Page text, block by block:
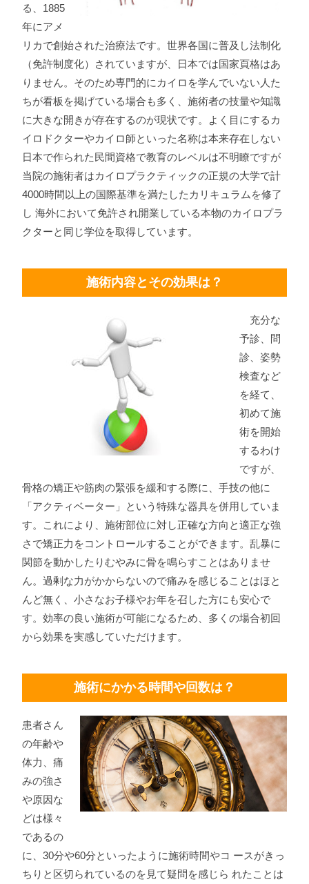
る、1885
年にアメ
リカで創始された治療法です。世界各国に普及し法制化
（免許制度化）されていますが、日本では国家頁格はあ
りません。そのため専門的にカイロを学んでいない人た
ちが看板を掲げている場合も多く、施術者の技量や知識
に大きな開きが存在するのが現状です。よく目にするカ
イロドクターやカイロ師といった名称は本来存在しない
日本で作られた民間資格で教育のレベルは不明瞭ですが
当院の施術者はカイロプラクティックの正規の大学で計
4000時間以上の国際基準を満たしたカリキュラムを修了
し 海外において免許され開業している本物のカイロプラ
クターと同じ学位を取得しています。
施術内容とその効果は？
充分な
予診、問
診、姿勢
検査など
を経て、
初めて施
術を開始
するわけ
ですが、
骨格の矯正や筋肉の緊張を緩和する際に、手技の他に
「アクティベーター」という特殊な器具を併用していま
す。これにより、施術部位に対し正確な方向と適正な強
さで矯正力をコントロールすることができます。乱暴に
関節を動かしたりむやみに骨を鳴らすことはありませ
ん。過剰な力がかからないので痛みを感じることはほと
んど無く、小さなお子様やお年を召した方にも安心で
す。効率の良い施術が可能になるため、多くの場合初回
から効果を実感していただけます。
施術にかかる時間や回数は？
患者さん
の年齢や
体力、痛
みの強さ
や原因な
どは様々
であるの
に、30分や60分といったように施術時間やコ ースがきっ
ちりと区切られているのを見て疑問を感じら れたことは